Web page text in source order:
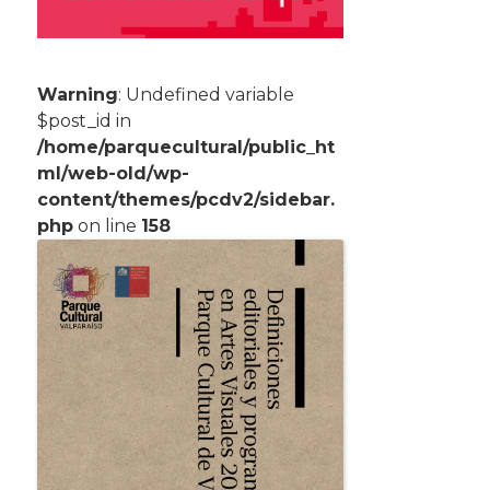
Warning: Undefined variable
$post_id in
/home/parquecultural/public_ht
ml/web-old/wp-
content/themes/pcdv2/sidebar.
php on line 158